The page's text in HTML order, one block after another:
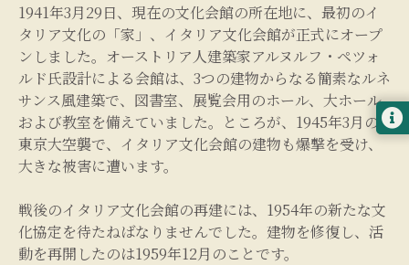
1941年3月29日、現在の文化会館の所在地に、最初のイ
タリア文化の「家」、イタリア文化会館が正式にオープ
ンしました。オーストリア人建築家アルヌルフ・ペツォ
ルド氏設計による会館は、3つの建物からなる簡素なルネ
サンス風建築で、図書室、展覧会用のホール、大ホール
および教室を備えていました。ところが、1945年3月の
東京大空襲で、イタリア文化会館の建物も爆撃を受け、
大きな被害に遭います。
戦後のイタリア文化会館の再建には、1954年の新たな文
化協定を待たねばなりませんでした。建物を修復し、活
動を再開したのは1959年12月のことです。